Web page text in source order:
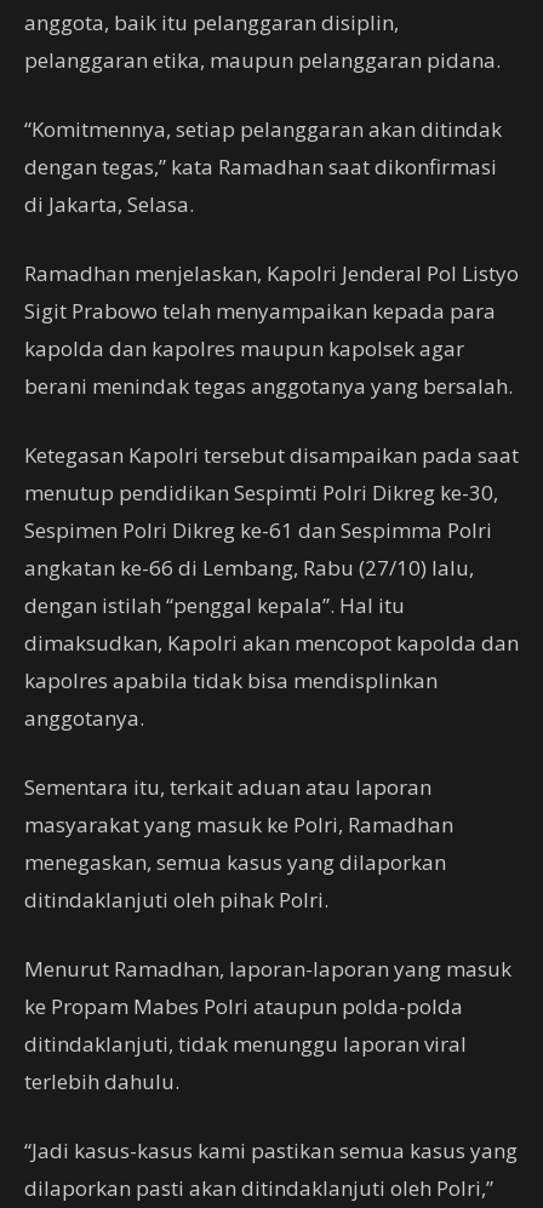
anggota, baik itu pelanggaran disiplin,
pelanggaran etika, maupun pelanggaran pidana.
“Komitmennya, setiap pelanggaran akan ditindak
dengan tegas,” kata Ramadhan saat dikonfirmasi
di Jakarta, Selasa.
Ramadhan menjelaskan, Kapolri Jenderal Pol Listyo
Sigit Prabowo telah menyampaikan kepada para
kapolda dan kapolres maupun kapolsek agar
berani menindak tegas anggotanya yang bersalah.
Ketegasan Kapolri tersebut disampaikan pada saat
menutup pendidikan Sespimti Polri Dikreg ke-30,
Sespimen Polri Dikreg ke-61 dan Sespimma Polri
angkatan ke-66 di Lembang, Rabu (27/10) lalu,
dengan istilah “penggal kepala”. Hal itu
dimaksudkan, Kapolri akan mencopot kapolda dan
kapolres apabila tidak bisa mendisplinkan
anggotanya.
Sementara itu, terkait aduan atau laporan
masyarakat yang masuk ke Polri, Ramadhan
menegaskan, semua kasus yang dilaporkan
ditindaklanjuti oleh pihak Polri.
Menurut Ramadhan, laporan-laporan yang masuk
ke Propam Mabes Polri ataupun polda-polda
ditindaklanjuti, tidak menunggu laporan viral
terlebih dahulu.
“Jadi kasus-kasus kami pastikan semua kasus yang
dilaporkan pasti akan ditindaklanjuti oleh Polri,”